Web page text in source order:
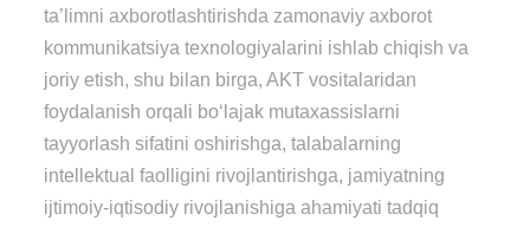
ta’limni axborotlashtirishda zamonaviy axborot
kommunikatsiya texnologiyalarini ishlab chiqish va
joriy etish, shu bilan birga, AKT vositalaridan
foydalanish orqali bo‘lajak mutaxassislarni
tayyorlash sifatini oshirishga, talabalarning
intellektual faolligini rivojlantirishga, jamiyatning
ijtimoiy-iqtisodiy rivojlanishiga ahamiyati tadqiq